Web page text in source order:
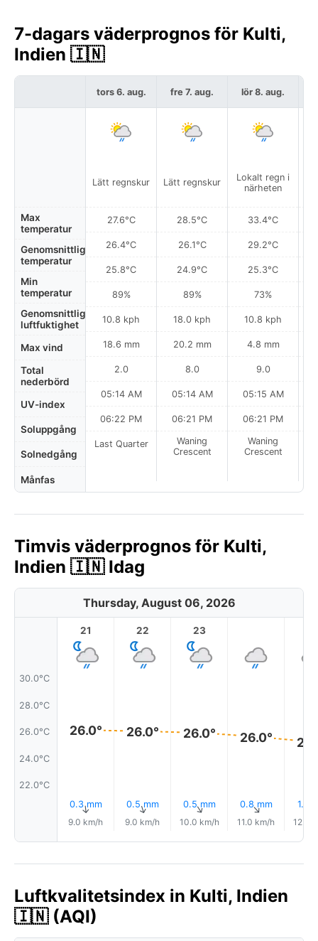
7-dagars väderprognos för Kulti,
Indien 🇮🇳
Max
temperatur
Genomsnittlig
temperatur
Min
temperatur
Genomsnittlig
luftfuktighet
Max vind
Total
nederbörd
UV-index
Soluppgång
Solnedgång
Månfas
tors 6. aug.
Lätt regnskur
27.6°C
26.4°C
25.8°C
89%
10.8 kph
18.6 mm
2.0
05:14 AM
06:22 PM
Last Quarter
fre 7. aug.
Lätt regnskur
28.5°C
26.1°C
24.9°C
89%
18.0 kph
20.2 mm
8.0
05:14 AM
06:21 PM
Waning
Crescent
lör 8. aug.
Lokalt regn i
närheten
33.4°C
29.2°C
25.3°C
73%
10.8 kph
4.8 mm
9.0
05:15 AM
06:21 PM
Waning
Crescent
Timvis väderprognos för Kulti,
Indien 🇮🇳 Idag
Thursday, August 06, 2026
30.0°C
28.0°C
26.0°C
24.0°C
22.0°C
21
26.0°
0.3 mm
↑
9.0 km/h
22
26.0°
0.5 mm
↑
9.0 km/h
23
26.0°
0.5 mm
↑
10.0 km/h
26.0°
0.8 mm
↑
11.0 km/h
1.0
12.0
Luftkvalitetsindex in Kulti, Indien
🇮🇳 (AQI)